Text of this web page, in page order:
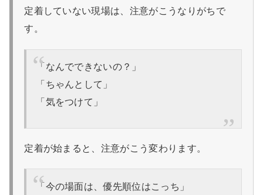
定着していない現場は、注意がこうなりがちで
す。
「なんでできないの？」
「ちゃんとして」
「気をつけて」
定着が始まると、注意がこう変わります。
「今の場面は、優先順位はこっち」